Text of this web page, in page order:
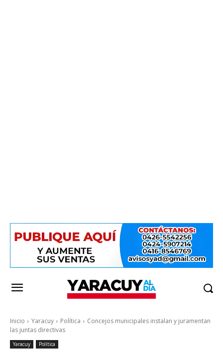
Inicio Yaracuy Política
Concejos municipales instalan y juramentan
las juntas directivas
Yaracuy Política